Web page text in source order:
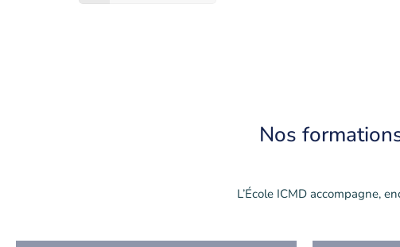
Nos
L’École ICMD accompagne,